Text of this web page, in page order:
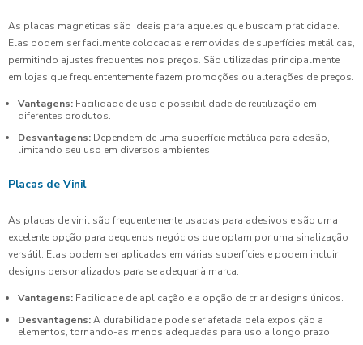
As placas magnéticas são ideais para aqueles que buscam praticidade.
Elas podem ser facilmente colocadas e removidas de superfícies metálicas,
permitindo ajustes frequentes nos preços. São utilizadas principalmente
em lojas que frequententemente fazem promoções ou alterações de preços.
Vantagens: Facilidade de uso e possibilidade de reutilização em
diferentes produtos.
Desvantagens: Dependem de uma superfície metálica para adesão,
limitando seu uso em diversos ambientes.
Placas de Vinil
As placas de vinil são frequentemente usadas para adesivos e são uma
excelente opção para pequenos negócios que optam por uma sinalização
versátil. Elas podem ser aplicadas em várias superfícies e podem incluir
designs personalizados para se adequar à marca.
Vantagens: Facilidade de aplicação e a opção de criar designs únicos.
Desvantagens:A durabilidade pode ser afetada pela exposição a
elementos, tornando-as menos adequadas para uso a longo prazo.